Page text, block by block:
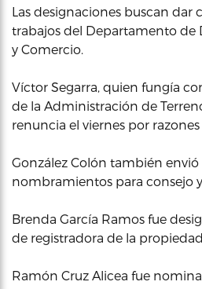
Las designaciones buscan dar
trabajos del Departamento de
y Comercio.
Víctor Segarra, quien fungía
de la Administración de
renuncia el viernes por razones
González Colón también envió
nombramientos para consejo
Brenda García Ramos fue
de registradora de la propiedad.
Ramón Cruz Alicea fue